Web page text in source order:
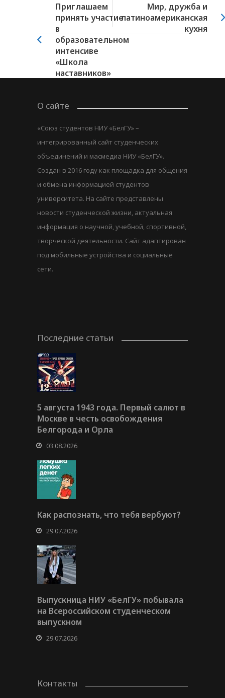
Приглашаем
принять участие
в
образовательном
интенсиве
«Школа
наставников»
Мир, дружба и
латиноамериканская
кухня
О сайте
«Союз студентов НИУ «БелГУ» –
интегрированный сайт студенческих
объединений и масмедиа НИУ «БелГУ».
Создан в 2016 году как площадка для общения
и обмена информацией студентов
университета. На сайте представлены
новости студенческой жизни, актуальная
информация о научной, учебной, спортивной,
творческой деятельности. Сайт адаптирован
под мобильные устройства и социальные
сети.
Последние статьи
5 августа 1943 года. Первый салют в
Москве в честь освобождения
Белгорода и Орла
03.08.2026
Как распознать, что тебя вербуют?
29.07.2026
Выпускница НИУ «БелГУ» побывала
на Всероссийском студенческом
выпускном
29.07.2026
Контакты